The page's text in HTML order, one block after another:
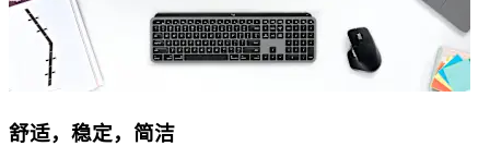
舒适，稳定，简洁